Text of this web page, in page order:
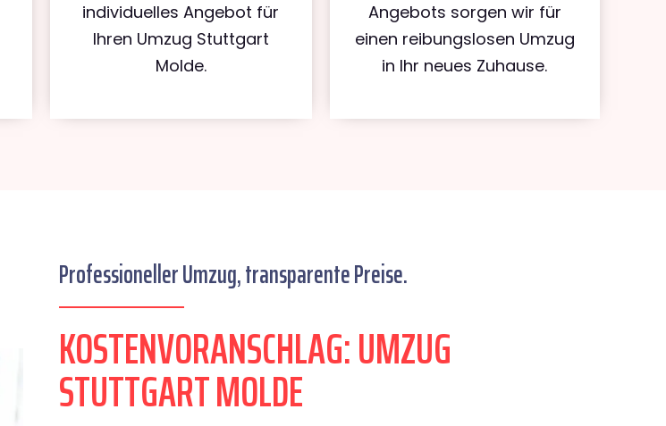
individuelles Angebot für
Ihren Umzug Stuttgart
Molde.
Angebots sorgen wir für
einen reibungslosen Umzug
in Ihr neues Zuhause.
Professioneller Umzug, transparente Preise.
KOSTENVORANSCHLAG: UMZUG
STUTTGART MOLDE